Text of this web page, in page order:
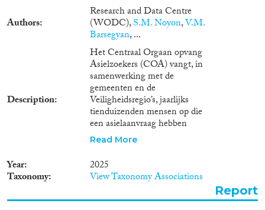
Authors
Research and Data Centre
(WODC),S.M. Noyon,V.M.
Barsegyan, ...
Description
Het Centraal Orgaan opvang
Asielzoekers (COA) vangt, in
samenwerking met de
gemeenten en de
Veiligheidsregio’s, jaarlijks
tienduizenden mensen op die
een asielaanvraag hebben
ingediend. Een klein deel van
overlastgevend gedrag op de
opvanglocatie of daarbuiten, of
is betrokken bij criminaliteit. Dit
soort gedrag heeft zijn weerslag
Read More
Year 2025
Taxonomy View Taxonomy Associations
Report